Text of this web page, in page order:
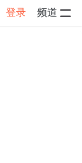
登录 频道